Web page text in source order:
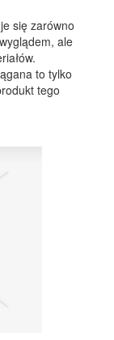
się zarówno
ale
to tylko
tego